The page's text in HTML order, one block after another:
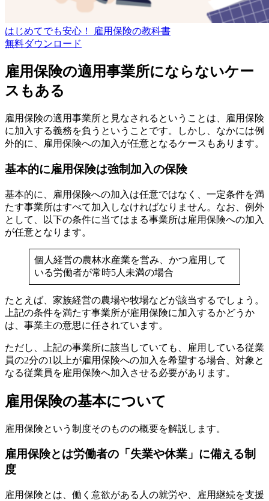
はじめてでも安心！ 雇用保険の教科書
無料ダウンロード
雇用保険の適用事業所にならないケー
スもある
雇用保険の適用事業所と見なされるということは、雇用保険
に加入する義務を負うということです。しかし、なかには例
外的に、雇用保険への加入が任意となるケースもあります。
基本的に雇用保険は強制加入の保険
基本的に、雇用保険への加入は任意ではなく、一定条件を満
たす事業所はすべて加入しなければなりません。なお、例外
として、以下の条件に当てはまる事業所は雇用保険への加入
が任意となります。
個人経営の農林水産業を営み、かつ雇用して
いる労働者が常時5人未満の場合
たとえば、家族経営の農場や牧場などが該当するでしょう。
上記の条件を満たす事業所が雇用保険に加入するかどうか
は、事業主の意思に任されています。
ただし、上記の事業所に該当していても、雇用している従業
員の2分の1以上が雇用保険への加入を希望する場合、対象と
なる従業員を雇用保険へ加入させる必要があります。
雇用保険の基本について
雇用保険という制度そのものの概要を解説します。
雇用保険とは労働者の「失業や休業」に備える制
度
雇用保険とは、働く意欲がある人の就労や、雇用継続を支援